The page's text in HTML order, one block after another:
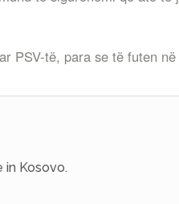
PSV-të, para se të futen
Kosovo.